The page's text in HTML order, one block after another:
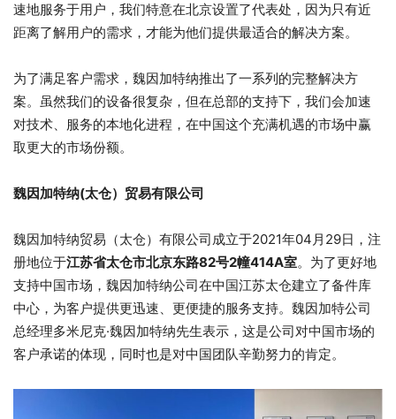
速地服务于用户，我们特意在北京设置了代表处，因为只有近
距离了解用户的需求，才能为他们提供最适合的解决方案。
为了满足客户需求，魏因加特纳推出了一系列的完整解决方
案。虽然我们的设备很复杂，但在总部的支持下，我们会加速
对技术、服务的本地化进程，在中国这个充满机遇的市场中赢
取更大的市场份额。
魏因加特纳(太仓）贸易有限公司
魏因加特纳贸易（太仓）有限公司成立于2021年04月29日，注
册地位于江苏省太仓市北京东路82号2幢414A室。为了更好地
支持中国市场，魏因加特纳公司在中国江苏太仓建立了备件库
中心，为客户提供更迅速、更便捷的服务支持。魏因加特公司
总经理多米尼克·魏因加特纳先生表示，这是公司对中国市场的
客户承诺的体现，同时也是对中国团队辛勤努力的肯定。